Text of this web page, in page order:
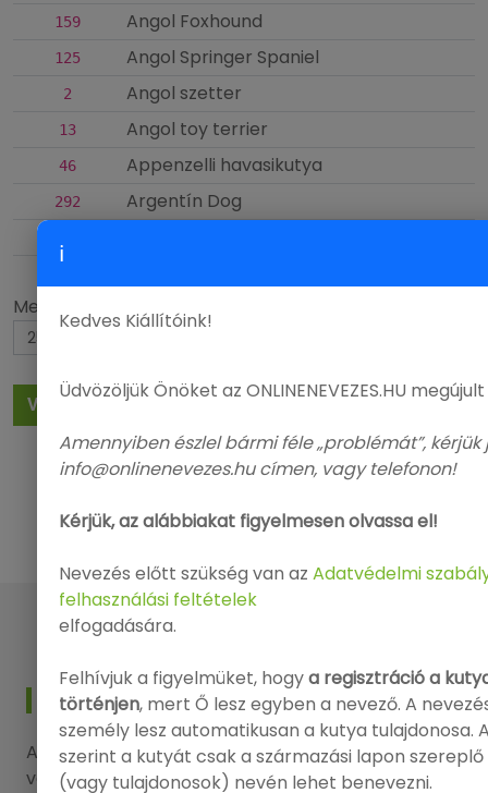
159 Angol Foxhound
125 Angol Springer Spaniel
2 Angol szetter
13 Angol toy terrier
46 Appenzelli havasikutya
292 Argentín Dog
Megjelenítés:
VISSZA A KIÁLLÍTÁSOK LISTÁJÁHOZ
KAPCSOLAT
Amennyiben kérdése, észrevétele lenne, kérjük
vegye fel a kapcsolatot elérhetőségeink
ℹ
Kedves Kiállítóink!
Üdvözöljük Önöket az ONLINENEVEZES.HU
Amennyiben észlel bármi féle „problémát”, kérjük
info@onlinenevezes.hu címen, vagy telefonon!
Kérjük, az alábbiakat figyelmesen olvassa el!
Nevezés előtt szükség van az Adatvédelmi
felhasználási feltételek
elfogadására.
Felhívjuk a figyelmüket, hogya regisztráció a
történjen, mert Ő lesz egyben a nevező. A
személy lesz automatikusan a kutya tulajdonosa.
szerint a kutyát csak a származási lapon
(vagy tulajdonosok) nevén lehet benevezni.